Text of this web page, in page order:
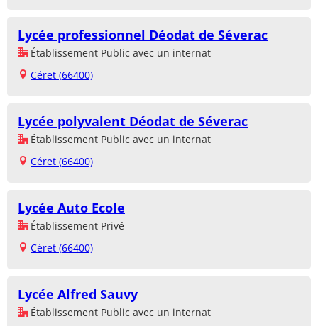
Lycée professionnel Déodat de Séverac
Établissement Public avec un internat
Céret (66400)
Lycée polyvalent Déodat de Séverac
Établissement Public avec un internat
Céret (66400)
Lycée Auto Ecole
Établissement Privé
Céret (66400)
Lycée Alfred Sauvy
Établissement Public avec un internat